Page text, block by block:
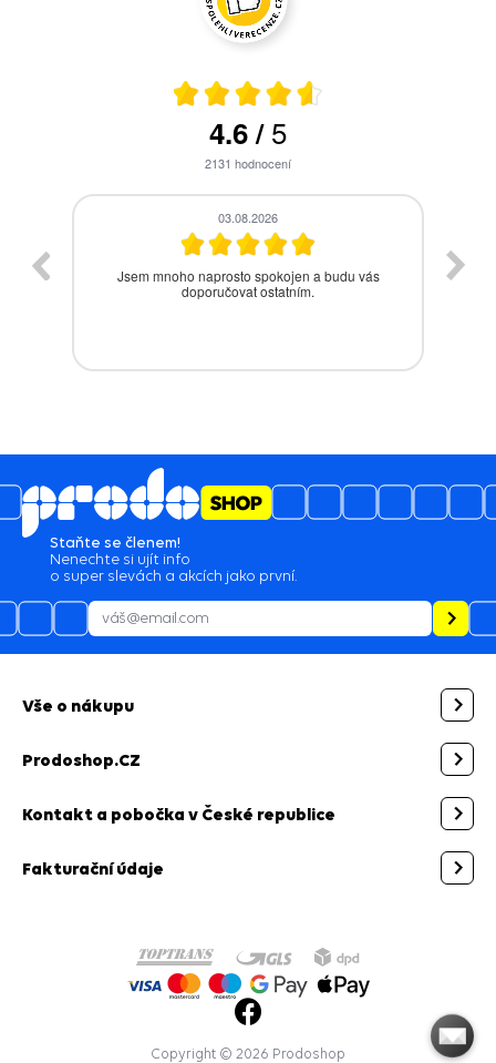
4.6/5
2131 hodnocení
28.07.2026
Bezproblémová komunikace, rychlé vyřešení
drobného problému.
Staňte se členem!
Nenechte si ujít info
o super slevách a akcích jako první.
Vše o nákupu
Prodoshop.CZ
Kontakt a pobočka v České republice
Fakturační údaje
Copyright © 2026 Prodoshop